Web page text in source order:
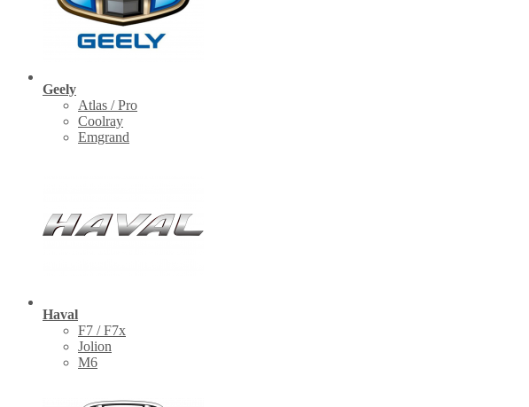
Geely
Atlas / Pro
Coolray
Emgrand
Haval
F7 / F7x
Jolion
M6